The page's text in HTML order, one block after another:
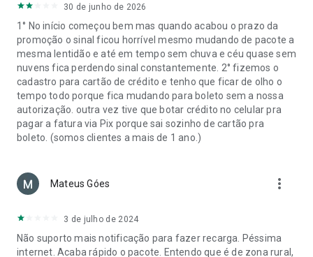
30 de junho de 2026
1° No início começou bem mas quando acabou o prazo da
promoção o sinal ficou horrível mesmo mudando de pacote a
mesma lentidão e até em tempo sem chuva e céu quase sem
nuvens fica perdendo sinal constantemente. 2° fizemos o
cadastro para cartão de crédito e tenho que ficar de olho o
tempo todo porque fica mudando para boleto sem a nossa
autorização. outra vez tive que botar crédito no celular pra
pagar a fatura via Pix porque sai sozinho de cartão pra
boleto. (somos clientes a mais de 1 ano.)
Mateus Góes more_vert
3 de julho de 2024
Não suporto mais notificação para fazer recarga. Péssima
internet. Acaba rápido o pacote. Entendo que é de zona rural,